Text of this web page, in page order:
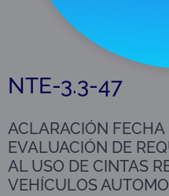
NTE-3.3-47
ACLARACIÓN FECHA
EVALUACIÓN DE
AL USO DE CINTAS
VEHÍCULOS